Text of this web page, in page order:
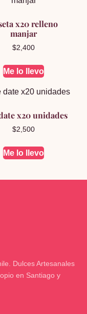
x20 relleno
manjar
$2,400
Me lo llevo
x20 unidades
$2,500
Me lo llevo
Dulces Artesanales
en Santiago y